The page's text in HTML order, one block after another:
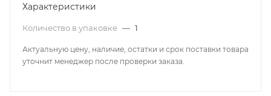
Характеристики
Количество в упаковке — 1
Актуальную цену, наличие, остатки и срок поставки товара
уточнит менеджер после проверки заказа.